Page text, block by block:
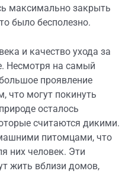
максимально закрыть
было бесполезно.
и качество ухода за
Несмотря на самый
проявление
что могут покинуть
осталось
считаются дикими.
питомцами, что
них человек. Эти
жить вблизи домов,